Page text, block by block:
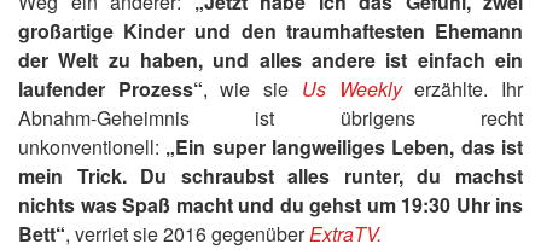
großartige Kinder und den traumhaftesten Ehemann
der Welt zu haben, und alles andere ist einfach ein
laufender Prozess“, wie sie Us Weeklyerzählte. Ihr
Abnahm-Geheimnis ist übrigens recht
unkonventionell: „Ein super langweiliges Leben, das ist
mein Trick. Du schraubst alles runter, du machst
nichts was Spaß macht und du gehst um 19:30 Uhr ins
Bett“, verriet sie 2016 gegenüberExtraTV.